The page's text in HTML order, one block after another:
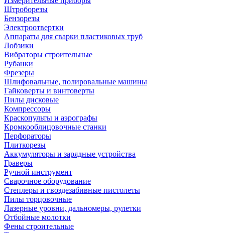
Штроборезы
Бензорезы
Электроотвертки
Аппараты для сварки пластиковых труб
Лобзики
Вибраторы строительные
Рубанки
Фрезеры
Шлифовальные, полировальные машины
Гайковерты и винтоверты
Пилы дисковые
Компрессоры
Краскопульты и аэрографы
Кромкооблицовочные станки
Перфораторы
Плиткорезы
Аккумуляторы и зарядные устройства
Граверы
Ручной инструмент
Сварочное оборудование
Степлеры и гвоздезабивные пистолеты
Пилы торцовочные
Лазерные уровни, дальномеры, рулетки
Отбойные молотки
Фены строительные